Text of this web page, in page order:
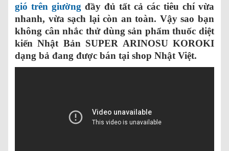
gió trên giường đầy đủ tất cả các tiêu chí vừa
nhanh, vừa sạch lại còn an toàn. Vậy sao bạn
không cân nhắc thử dùng sản phẩm thuốc diệt
kiến Nhật Bản SUPER ARINOSU KOROKI
dạng bả đang được bán tại shop Nhật Việt.